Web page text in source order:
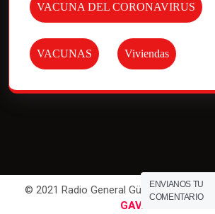
VACUNA DEL CORONAVIRUS
VACUNAS Viviendas
© 2021 Radio General Güemes. All
GAVAWEB
ENVIANOS TU
COMENTARIO